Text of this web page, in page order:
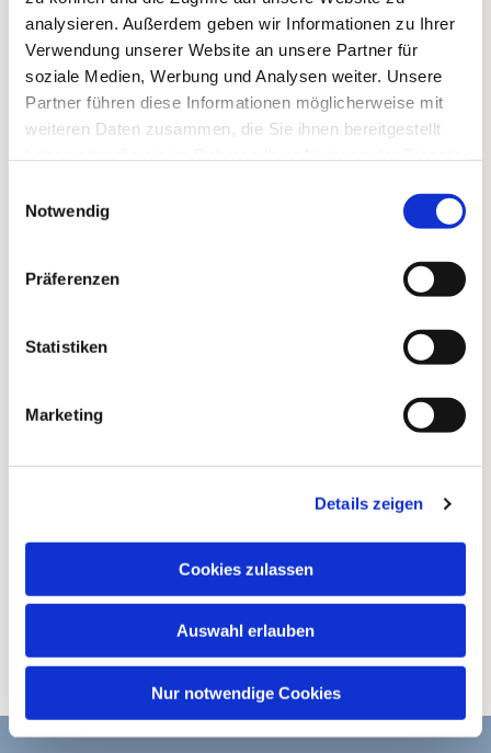
analysieren. Außerdem geben wir Informationen zu Ihrer
Verwendung unserer Website an unsere Partner für
soziale Medien, Werbung und Analysen weiter. Unsere
Partner führen diese Informationen möglicherweise mit
weiteren Daten zusammen, die Sie ihnen bereitgestellt
Notwendig
Präferenzen
Statistiken
Marketing
Details zeigen
Cookies zulassen
Auswahl erlauben
Nur notwendige Cookies
Dies könnte Sie auch interessieren